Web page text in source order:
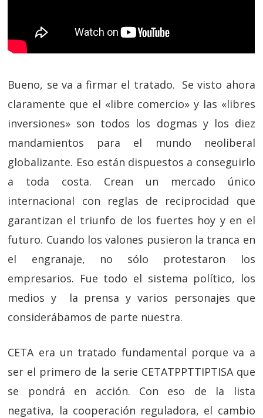
Bueno, se va a firmar el tratado. Se visto ahora
claramente que el «libre comercio» y las «libres
inversiones» son todos los dogmas y los diez
mandamientos para el mundo neoliberal
globalizante. Eso están dispuestos a conseguirlo
a toda costa. Crean un mercado único
internacional con reglas de reciprocidad que
garantizan el triunfo de los fuertes hoy y en el
futuro. Cuando los valones pusieron la tranca en
el engranaje, no sólo protestaron los
empresarios. Fue todo el sistema político, los
medios y la prensa y varios personajes que
considerábamos de parte nuestra.
CETA era un tratado fundamental porque va a
ser el primero de la serie CETATPPTTIPTISA que
se pondrá en acción. Con eso de la lista
negativa, la cooperación reguladora, el cambio